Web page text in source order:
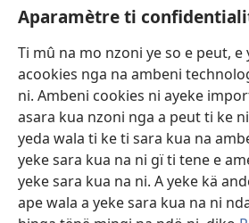
Aparamètre ti
Ti mû na mo nzoni ye so e peut, e
acookies nga na ambeni
ni. Ambeni cookies ni ayeke
asara kua nzoni nga a peut ti ke
yeda wala ti ke ti sara kua na
yeke sara kua na ni gï ti tene e
yeke sara kua na ni. A yeke kä
ape wala a yeke sara kua na ni
Videos with Audio Descriptions
Gi
A-offrande
(zi
mbeni
fini
page)
BIBLIOTHÈQUE NA NDÖ TI INTERNET
(zi
mbeni
fini
page)
JW Hub ®
(zi
mbeni